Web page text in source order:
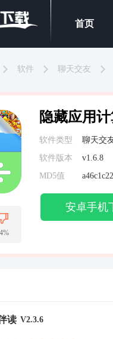
首页
软件 聊天交友
隐藏应用
软件类型 聊天交
软件版本
v1.6.8
MD5值
安卓手机
读 V2.3.6